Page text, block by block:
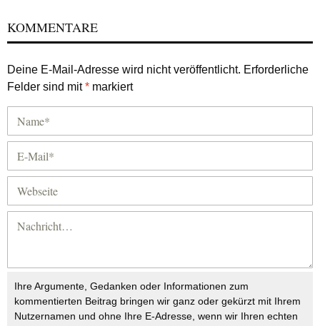
KOMMENTARE
Deine E-Mail-Adresse wird nicht veröffentlicht. Erforderliche
Felder sind mit* markiert
Ihre Argumente, Gedanken oder Informationen zum
kommentierten Beitrag bringen wir ganz oder gekürzt mit Ihrem
Nutzernamen und ohne Ihre E-Adresse, wenn wir Ihren echten